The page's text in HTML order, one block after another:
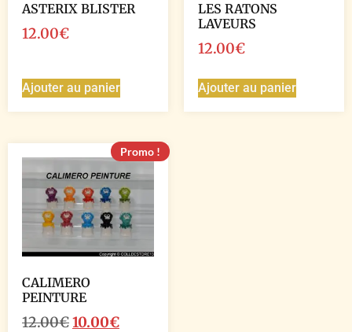
ASTERIX BLISTER
12.00€
Ajouter au panier
LES RATONS
LAVEURS
12.00€
Ajouter au panier
Promo !
CALIMERO
PEINTURE
12.00€10.00€